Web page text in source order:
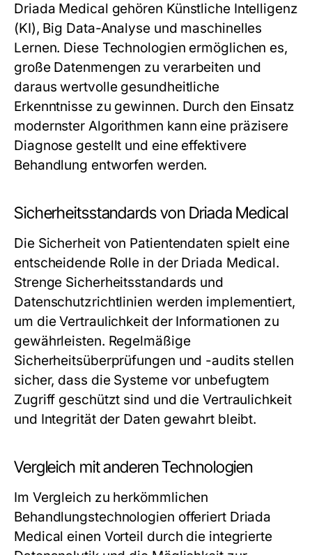
Driada Medical gehören Künstliche Intelligenz
(KI), Big Data-Analyse und maschinelles
Lernen. Diese Technologien ermöglichen es,
große Datenmengen zu verarbeiten und
daraus wertvolle gesundheitliche
Erkenntnisse zu gewinnen. Durch den Einsatz
modernster Algorithmen kann eine präzisere
Diagnose gestellt und eine effektivere
Behandlung entworfen werden.
Sicherheitsstandards von Driada Medical
Die Sicherheit von Patientendaten spielt eine
entscheidende Rolle in der Driada Medical.
Strenge Sicherheitsstandards und
Datenschutzrichtlinien werden implementiert,
um die Vertraulichkeit der Informationen zu
gewährleisten. Regelmäßige
Sicherheitsüberprüfungen und -audits stellen
sicher, dass die Systeme vor unbefugtem
Zugriff geschützt sind und die Vertraulichkeit
und Integrität der Daten gewahrt bleibt.
Vergleich mit anderen Technologien
Im Vergleich zu herkömmlichen
Behandlungstechnologien offeriert Driada
Medical einen Vorteil durch die integrierte